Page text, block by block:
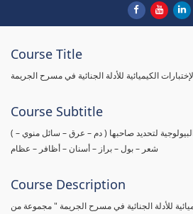
Course Title
الكيميائية للأدلة الجنائية في مسرح الجريمة
Course Subtitle
( إجراء الإختبارات علي العينة البيولوجية لتحديد صاحبها ( دم – عرق – سائل منوي –
شعر – بول – براز – أسنان – أظافر – عظام
Course Description
للأدلة الجنائية في مسرح الجريمة " مجموعة من